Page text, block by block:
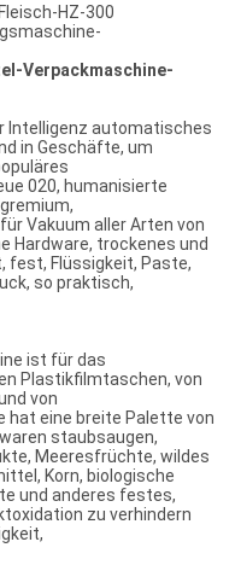
HZ-300
Verpackmaschine-
Intelligenz automatisches
in Geschäfte, um
020, humanisierte
Vakuum aller Arten von
Hardware, trockenes und
fest, Flüssigkeit, Paste,
so praktisch,
ist für das
Plastikfilmtaschen, von
von
hat eine breite Palette von
staubsaugen,
Meeresfrüchte, wildes
Korn, biologische
und anderes festes,
zu verhindern